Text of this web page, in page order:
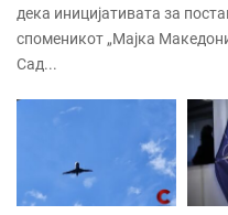
дека иницијативата за
споменикот „Мајка
Сад...